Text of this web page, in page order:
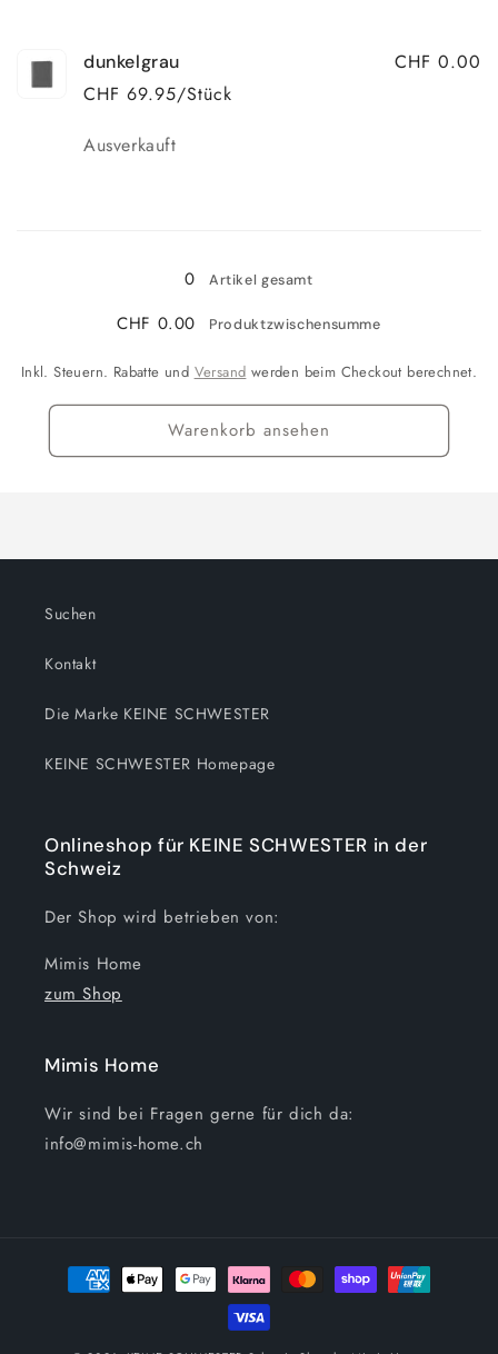
dunkelgrau
CHF 69.95/Stück
CHF 0.00
Anzahl
Ausverkauft
0
Artikel gesamt
CHF 0.00 Produktzwischensumme
Inkl. Steuern. Rabatte und Versand werden beim Checkout berechnet.
Warenkorb ansehen
Suchen
Kontakt
Die Marke KEINE SCHWESTER
KEINE SCHWESTER Homepage
Onlineshop für KEINE SCHWESTER in der
Schweiz
Der Shop wird betrieben von:
Mimis Home
zum Shop
Mimis Home
Wir sind bei Fragen gerne für dich da:
info@mimis-home.ch
Zahlungsmethoden